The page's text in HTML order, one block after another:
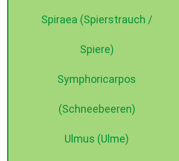
Spiraea (Spierstrauch /
Spiere)
Symphoricarpos
(Schneebeeren)
Ulmus (Ulme)